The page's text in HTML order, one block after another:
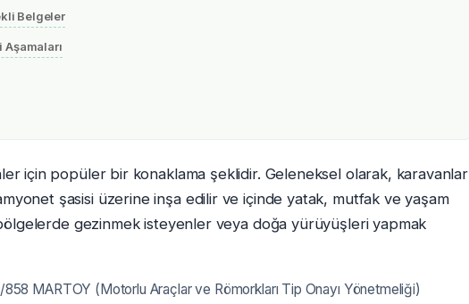
Belgeler
için popüler bir konaklama şeklidir. Geleneksel olarak, karavanlar
şasisi üzerine inşa edilir ve içinde yatak, mutfak ve yaşam
gezinmek isteyenler veya doğa yürüyüşleri yapmak
MARTOY (Motorlu Araçlar ve Römorkları Tip Onayı Yönetmeliği)